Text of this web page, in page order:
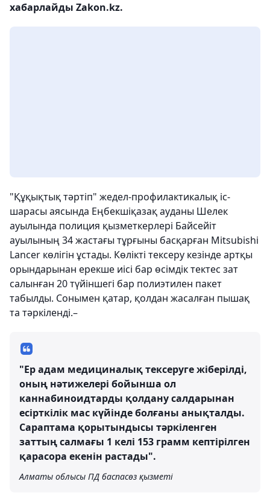
хабарлайды Zakon.kz.
"Құқықтық тәртіп" жедел-профилактикалық іс-
шарасы аясында Еңбекшіқазақ ауданы Шелек
ауылында полиция қызметкерлері Байсейіт
ауылының 34 жастағы тұрғыны басқарған Mitsubishi
Lancer көлігін ұстады. Көлікті тексеру кезінде артқы
орындарынан ерекше иісі бар өсімдік тектес зат
салынған 20 түйіншегі бар полиэтилен пакет
табылды. Сонымен қатар, қолдан жасалған пышақ
та тәркіленді.–
"Ер адам медициналық тексеруге жіберілді,
оның нәтижелері бойынша ол
каннабиноидтарды қолдану салдарынан
есірткілік мас күйінде болғаны анықталды.
Сараптама қорытындысы тәркіленген
заттың салмағы 1 келі 153 грамм кептірілген
қарасора екенін растады".
Алматы облысы ПД баспасөз қызметі